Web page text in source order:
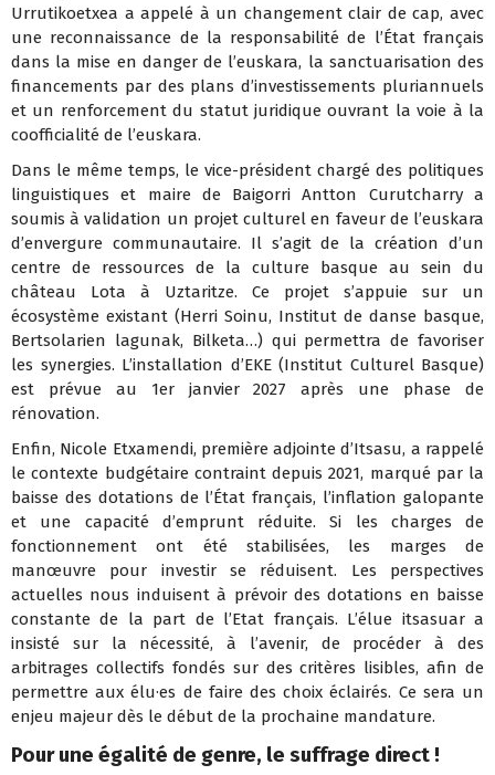
Urrutikoetxea a appelé à un changement clair de cap, avec
une reconnaissance de la responsabilité de l’État français
dans la mise en danger de l’euskara, la sanctuarisation des
financements par des plans d’investissements pluriannuels
et un renforcement du statut juridique ouvrant la voie à la
coofficialité de l’euskara.
Dans le même temps, le vice-président chargé des politiques
linguistiques et maire de Baigorri Antton Curutcharry a
soumis à validation un projet culturel en faveur de l’euskara
d’envergure communautaire. Il s’agit de la création d’un
centre de ressources de la culture basque au sein du
château Lota à Uztaritze. Ce projet s’appuie sur un
écosystème existant (Herri Soinu, Institut de danse basque,
Bertsolarien lagunak, Bilketa…) qui permettra de favoriser
les synergies. L’installation d’EKE (Institut Culturel Basque)
est prévue au 1er janvier 2027 après une phase de
rénovation.
Enfin, Nicole Etxamendi, première adjointe d’Itsasu, a rappelé
le contexte budgétaire contraint depuis 2021, marqué par la
baisse des dotations de l’État français, l’inflation galopante
et une capacité d’emprunt réduite. Si les charges de
fonctionnement ont été stabilisées, les marges de
manœuvre pour investir se réduisent. Les perspectives
actuelles nous induisent à prévoir des dotations en baisse
constante de la part de l’Etat français. L’élue itsasuar a
insisté sur la nécessité, à l’avenir, de procéder à des
arbitrages collectifs fondés sur des critères lisibles, afin de
permettre aux élu·es de faire des choix éclairés. Ce sera un
enjeu majeur dès le début de la prochaine mandature.
Pour une égalité de genre, le suffrage direct !